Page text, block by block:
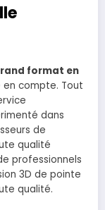
format en
en compte. Tout
dans
de
qualité
professionnels
3D de pointe
qualité.